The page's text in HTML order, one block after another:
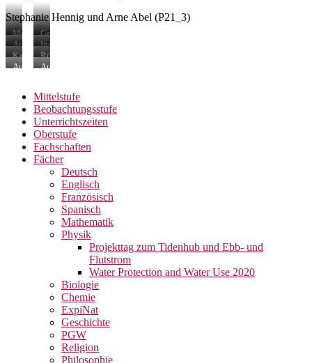
Stephanie Hennig und Arne Abel (P21_3)
Motiviert
und
startklar
Gegenseitige
Evaluation
der
Präsentationen
Aufbau
an
der
Installation
der
Sensoren
Kalibrierung
der
Rückschläge
gehören
Aufbau
(Entenwerder)
Aufbau
(Entenwerder)
Mittelstufe
Beobachtungsstufe
Unterrichtszeiten
Oberstufe
Fachschaften
Fächer
Deutsch
Englisch
Französisch
Spanisch
Mathematik
Physik
Projekttag zum Tidenhub und Ebb- und
Flutstrom
Water Protection and Water Use 2020
Biologie
Chemie
ExpiNat
Geschichte
PGW
Religion
Philosophie